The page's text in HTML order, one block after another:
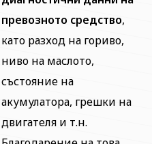
превозното средство,
като разход на гориво,
ниво на маслото,
състояние на
акумулатора, грешки на
двигателя и т.н.